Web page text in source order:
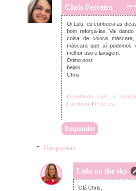
Chris Ferreira
Oi Lulu, eu conhecia as
bom reforçá-las. Vai
coisa de coloca
máscara que aí podemos
melhor uso e lavagem.
Ótimo post.
beijos
Chris
Inventando com a
Facebook / Pinterest
Responder
Respostas
Lulu on the sky
quarta-
Olá Chris,